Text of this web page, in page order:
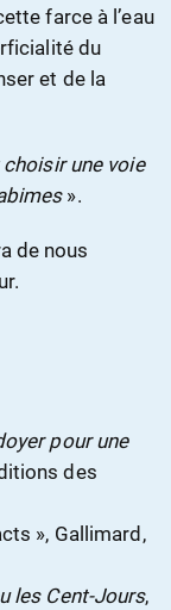
farce à l’eau
du
et de la
une voie
».
de nous
pour une
des
», Gallimard,
les Cent-Jours,